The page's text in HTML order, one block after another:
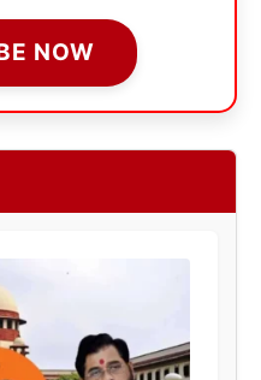
NOW